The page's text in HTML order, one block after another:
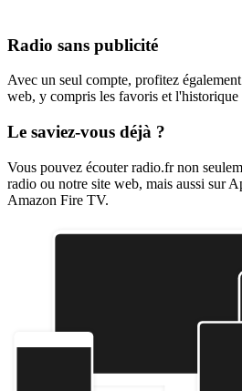
Radio sans publicité
Avec un seul compte, profitez
web, y compris les favoris et l'historique
Le saviez-vous déjà ?
Vous pouvez écouter radio.fr non
radio ou notre site web, mais aussi sur
Amazon Fire TV.